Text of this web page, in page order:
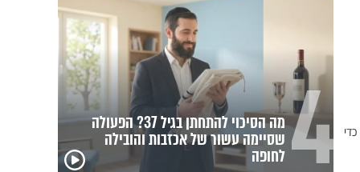
4 מה הסיכוי להתחתן בגיל 37? הפעולה
שסיימה עשור של אכזבות והובילה
לחופה
גם השולחן שבת שאתם